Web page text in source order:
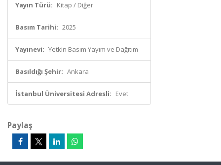
Yayın Türü: Kitap / Diğer
Basım Tarihi: 2025
Yayınevi: Yetkin Basım Yayım ve Dağıtım
Basıldığı Şehir: Ankara
İstanbul Üniversitesi Adresli: Evet
Paylaş